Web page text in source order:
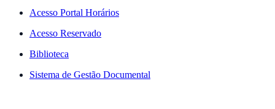
Acesso Portal Horários
Acesso Reservado
Biblioteca
Sistema de Gestão Documental